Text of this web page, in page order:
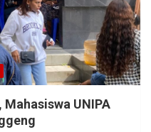
Mahasiswa UNIPA